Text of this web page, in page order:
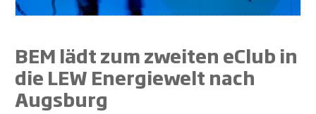
BEM lädt zum zweiten eClub in
die LEW Energiewelt nach
Augsburg